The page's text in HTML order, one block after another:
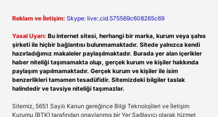
Reklam ve İletişim: Skype: live:.cid.575569c608265c69
Yasal Uyarı: Bu internet sitesi, herhangi bir marka, kurum veya şahıs
şirketi ile hiçbir bağlantısı bulunmamaktadır. Sitede yalnızca kendi
hazırladığımız makaleler paylaşılmaktadır. Burada yer alan içerikler
haber niteliği taşımamakta olup, gerçek kurum ve kişiler hakkında
paylaşım yapılmamaktadır. Gerçek kurum ve kişiler ile isim
benzerlikleri tamamen tesadüfidir. Sitemizdeki bilgiler taslak
halindedir ve tavsiye niteliği taşımazlar.
Sitemiz, 5651 Sayılı Kanun gereğince Bilgi Teknolojileri ve İletişim
Kurumu (BTK) tarafından onaylanmış bir Yer Sağlayıcı olarak hizmet